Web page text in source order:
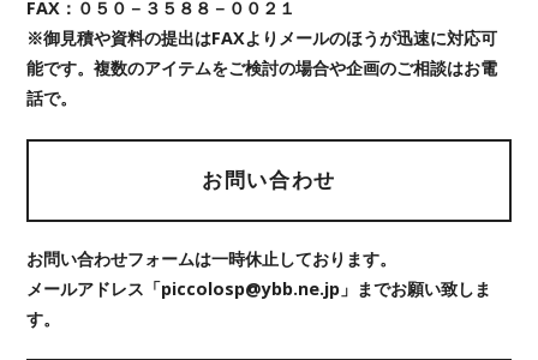
FAX：０５０－３５８８－００２１
※御見積や資料の提出はFAXよりメールのほうが迅速に対応可
能です。複数のアイテムをご検討の場合や企画のご相談はお電
話で。
お問い合わせ
お問い合わせフォームは一時休止しております。
メールアドレス「piccolosp@ybb.ne.jp」までお願い致しま
す。